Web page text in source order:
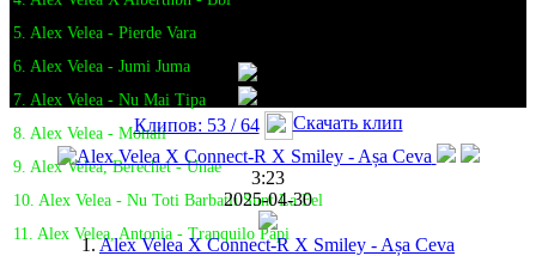
5. Alex Velea - Pierde Vara
6. Alex Velea - Jumi Juma
7. Alex Velea - Nu Mai Tipa
8. Alex Velea - Monali
9. Alex Velea, Berechet - Unae
10. Alex Velea - Nu Toti Barbatii Sunt La Fel
11. Alex Velea, Antonia - Tranquilo Papi
Клипов: 53 / 64 Скачать клип
3:23
2025-04-30
1.Alex Velea X Connect-R X Smiley - Așa Ceva